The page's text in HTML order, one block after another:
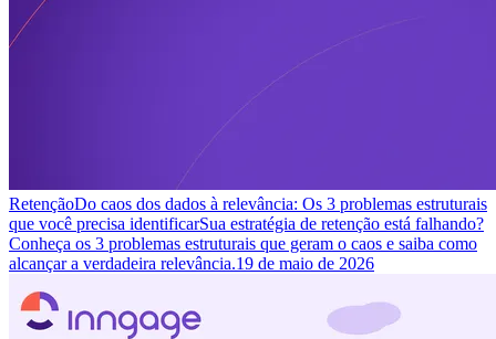
RetençãoDo caos dos dados à relevância: Os 3 problemas estruturais
que você precisa identificarSua estratégia de retenção está falhando?
Conheça os 3 problemas estruturais que geram o caos e saiba como
alcançar a verdadeira relevância.19 de maio de 2026